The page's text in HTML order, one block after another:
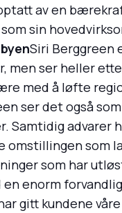
av en
sin
Siri Berggreen
ser heller
med å løfte
ser det også
advarer
omstillingen
som har
enorm
gitt kundene